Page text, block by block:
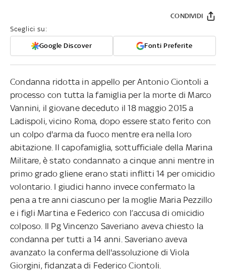
Sceglici su:
Google Discover Fonti Preferite
CONDIVIDI
Condanna ridotta in appello per Antonio Ciontoli a
processo con tutta la famiglia per la morte di Marco
Vannini, il giovane deceduto il 18 maggio 2015 a
Ladispoli, vicino Roma, dopo essere stato ferito con
un colpo d'arma da fuoco mentre era nella loro
abitazione. Il capofamiglia, sottufficiale della Marina
Militare, è stato condannato a cinque anni mentre in
primo grado gliene erano stati inflitti 14 per omicidio
volontario. I giudici hanno invece confermato la
pena a tre anni ciascuno per la moglie Maria Pezzillo
e i figli Martina e Federico con l’accusa di omicidio
colposo. Il Pg Vincenzo Saveriano aveva chiesto la
condanna per tutti a 14 anni. Saveriano aveva
avanzato la conferma dell'assoluzione di Viola
Giorgini, fidanzata di Federico Ciontoli.